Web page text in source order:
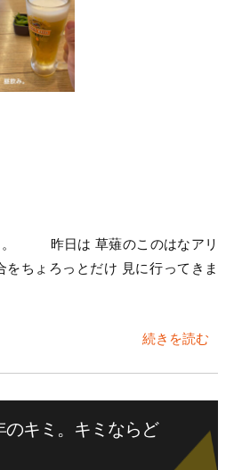
。 昨日は 草薙のこのはなアリ
をちょろっとだけ 見に行ってきま
続きを読む
のキミ。キミならど